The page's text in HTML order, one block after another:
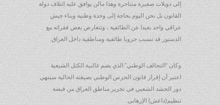
إلى دويلات صغيرة متناحرة وهذا مالن يوافق عليه ائتلاف دولة
القانون بل نحن اليوم بحاجة إلى وحدة وطنية وبناء جيش
عراقي واحد بعيدا عن الطائفية ، وتتعارض بعض فقراته مع
الدستور قد تسبب حروبا طائفية ومناطقية داخل العراق.
وكان “التحالف الوطني” الذي يضم غالبية الكتل الشيعية
اعتبر أن إقرار قانون الحرس الوطني بصيغته الحالية سينهي
دور الحشد الشعبي في تحرير مناطق العراق من قبضة
تنظيم(داعش) الإرهابي.